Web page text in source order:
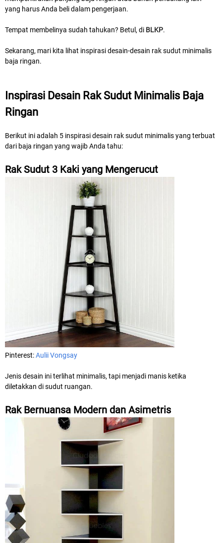
yang harus Anda beli dalam pengerjaan.
Tempat membelinya sudah tahukan? Betul, di BLKP.
Sekarang, mari kita lihat inspirasi desain-desain rak sudut minimalis
baja ringan.
Inspirasi Desain Rak Sudut Minimalis Baja
Ringan
Berikut ini adalah 5 inspirasi desain rak sudut minimalis yang terbuat
dari baja ringan yang wajib Anda tahu:
Rak Sudut 3 Kaki yang Mengerucut
Pinterest:Aulii Vongsay
Jenis desain ini terlihat minimalis, tapi menjadi manis ketika
diletakkan di sudut ruangan.
Rak Bernuansa Modern dan Asimetris